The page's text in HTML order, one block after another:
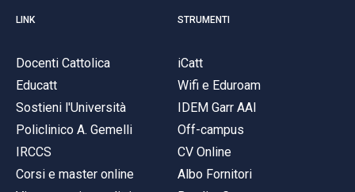
LINK
Docenti Cattolica
Educatt
Sostieni l'Università
Policlinico A. Gemelli
IRCCS
Corsi e master online
STRUMENTI
iCatt
Wifi e Eduroam
IDEM Garr AAI
Off-campus
CV Online
Albo Fornitori